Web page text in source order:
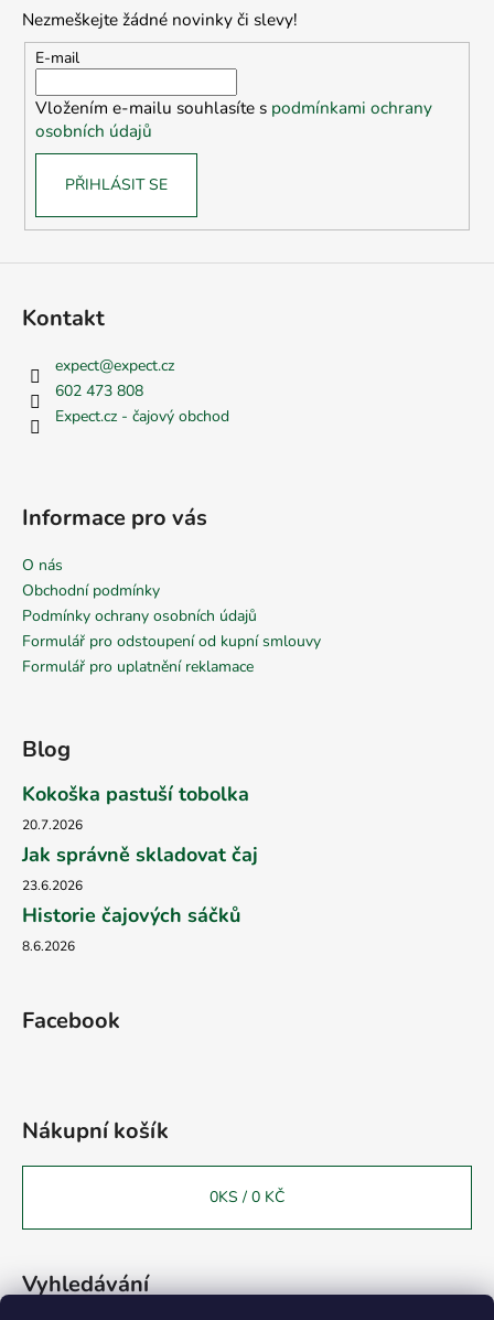
Nezmeškejte žádné novinky či slevy!
E-mail
Vložením e-mailu souhlasíte s podmínkami ochrany
osobních údajů
PŘIHLÁSIT SE
Kontakt
expect@expect.cz
602 473 808
Expect.cz - čajový obchod
Informace pro vás
O nás
Obchodní podmínky
Podmínky ochrany osobních údajů
Formulář pro odstoupení od kupní smlouvy
Formulář pro uplatnění reklamace
Blog
Kokoška pastuší tobolka
20.7.2026
Jak správně skladovat čaj
23.6.2026
Historie čajových sáčků
8.6.2026
Facebook
Nákupní košík
0KS / 0 KČ
Vyhledávání